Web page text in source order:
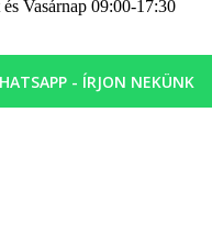
Vasárnap 09:00-17:30
- ÍRJON NEKÜNK